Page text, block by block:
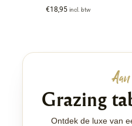
€18,95 incl. btw
Grazing
Ontdek de luxe van